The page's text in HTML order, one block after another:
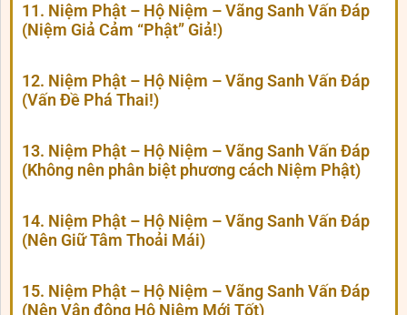
11. Niệm Phật – Hộ Niệm – Vãng Sanh Vấn Đáp
(Niệm Giả Cảm “Phật” Giả!)
12. Niệm Phật – Hộ Niệm – Vãng Sanh Vấn Đáp
(Vấn Đề Phá Thai!)
13. Niệm Phật – Hộ Niệm – Vãng Sanh Vấn Đáp
(Không nên phân biệt phương cách Niệm Phật)
14. Niệm Phật – Hộ Niệm – Vãng Sanh Vấn Đáp
(Nên Giữ Tâm Thoải Mái)
15. Niệm Phật – Hộ Niệm – Vãng Sanh Vấn Đáp
(Nên Vận động Hộ Niệm Mới Tốt)